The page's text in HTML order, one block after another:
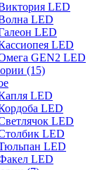
LED
LED
LED
LED
GEN2 LED
(15)
LED
LED
LED
LED
LED
LED